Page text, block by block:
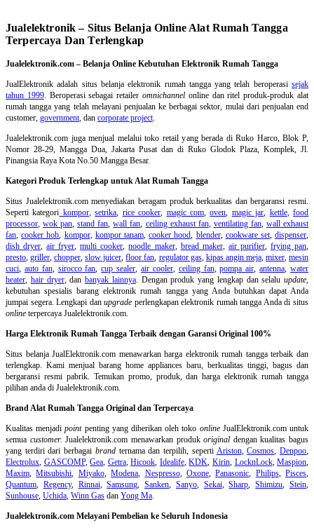
Jualelektronik – Situs Belanja Online Alat Rumah Tangga
Terpercaya Dan Terlengkap
Jualelektronik.com – Belanja Online Kebutuhan Elektronik Rumah Tangga
JualElektronik adalah situs belanja elektronik rumah tanggayang telah beroperasisejak
tahun 1999. Beroperasi sebagai retaileromnichannel online dan ritel produk-produk alat
rumah tangga yang telah melayani penjualan ke berbagai sektor, mulai dari penjualan end
customer, government, dan corporate project.
Jualelektronik.com juga menjual melalui toko retail yang berada di Ruko Harco, Blok P,
Nomor 28-29, Mangga Dua, Jakarta Pusat dan di Ruko Glodok Plaza, Komplek, Jl.
Pinangsia Raya Kota No.50 Mangga Besar.
Kategori Produk Terlengkap untuk Alat Rumah Tangga
Situs Jualelektronik.com menyediakan beragam produk berkualitas dan bergaransi resmi.
Seperti kategori kompor,setrika, rice cooker, magic com,oven, magic jar, kettle,food
processor,wok pan,stand fan,wall fan, ceiling exhaust fan, ventilating fan, wall exhaust
fan,cooker hob, kompor, kompor tanam,cooker hood, blender, cookware set,dispenser,
dish dryer,air fryer,multi cooker,noodle maker, bread maker, air purifier, frying pan,
presto,griller,chopper,slow juicer,floor fan, regulator gas, kipas angin meja, mixer,mesin
cuci, auto fan, sirocco fan,cup sealer,air cooler, ceiling fan,pompa air,antenna,water
heater, hair dryer, dan banyak lainnya. Dengan produk yang lengkap dan selalu update,
kebutuhan spesialis barang elektronik rumah tangga yang Anda butuhkan dapat Anda
jumpai segera. Lengkapi danupgrade perlengkapan elektronik rumah tangga Anda di situs
online terpercaya Jualelektronik.com.
Harga Elektronik Rumah Tangga Terbaik dengan Garansi Original 100%
Situs belanjaJualElektronik.com menawarkan harga elektronik rumah tangga terbaik dan
terlengkap. Kami menjual barang home appliances baru, berkualitas tinggi, bagus dan
bergaransi resmi pabrik. Temukan promo, produk, dan harga elektronik rumah tangga
pilihan anda di Jualelektronik.com.
Brand Alat Rumah Tangga Original dan Terpercaya
Kualitas menjadipointpenting yang diberikan oleh toko onlineJualElektronik.com untuk
semua customer. Jualelektronik.com menawarkan produkoriginal dengan kualitas bagus
yang terdiri dari berbagai brandternama dan terpilih, seperti Ariston,Cosmos,Denpoo,
Electrolux, GASCOMP,Gea, Getra,Hicook, Idealife,KDK, Kirin, LocknLock,Maspion,
Maxim,Mitsubishi, Miyako,Modena, Nespresso, Oxone,Panasonic, Philips, Pisces,
Quantum, Regency, Rinnai,Samsung,Sanken, Sanyo, Sekai,Sharp,Shimizu,Stein,
Sunhouse, Uchida, Winn Gas dan Yong Ma.
Jualelektronik.com Melayani Pembelian ke Seluruh Indonesia